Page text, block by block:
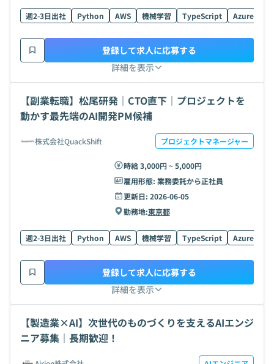
週2-3日出社 Python AWS 機械学習 TypeScript Azure
詳細を表示
登録して求人に応募する
【副業転職】松尾研発｜CTO直下｜プロジェクトを
動かす最先端のAI開発PM候補
株式会社QuackShift プロジェクトマネージャー
時給 3,000円 ~ 5,000円
雇用形態: 業務委託から正社員
更新日: 2026-06-05
勤務地:東京都
週2-3日出社 Python AWS 機械学習 TypeScript Azure
詳細を表示
登録して求人に応募する
【製造業×AI】次世代のものづくりを支えるAIエンジ
ニア募集｜長期歓迎！